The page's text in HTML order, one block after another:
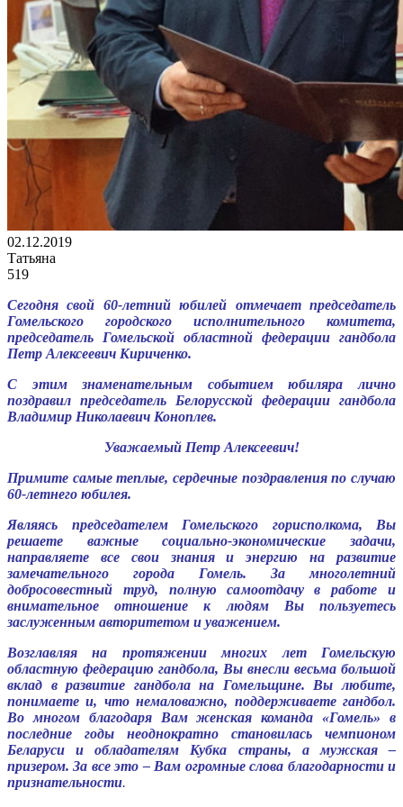
02.12.2019
Татьяна
519
Сегодня свой 60-летний юбилей отмечает председатель
Гомельского городского исполнительного комитета,
председатель Гомельской областной федерации гандбола
Петр Алексеевич Кириченко.
С этим знаменательным событием юбиляра лично
поздравил председатель Белорусской федерации гандбола
Владимир Николаевич Коноплев.
Уважаемый Петр Алексеевич!
Примите самые теплые, сердечные поздравления по случаю
60-летнего юбилея.
Являясь председателем Гомельского горисполкома, Вы
решаете важные социально-экономические задачи,
направляете все свои знания и энергию на развитие
замечательного города Гомель. За многолетний
добросовестный труд, полную самоотдачу в работе и
внимательное отношение к людям Вы пользуетесь
заслуженным авторитетом и уважением.
Возглавляя на протяжении многих лет Гомельскую
областную федерацию гандбола, Вы внесли весьма большой
вклад в развитие гандбола на Гомельщине. Вы любите,
понимаете и, что немаловажно, поддерживаете гандбол.
Во многом благодаря Вам женская команда «Гомель» в
последние годы неоднократно становилась чемпионом
Беларуси и обладателям Кубка страны, а мужская –
призером. За все это – Вам огромные слова благодарности и
признательности.